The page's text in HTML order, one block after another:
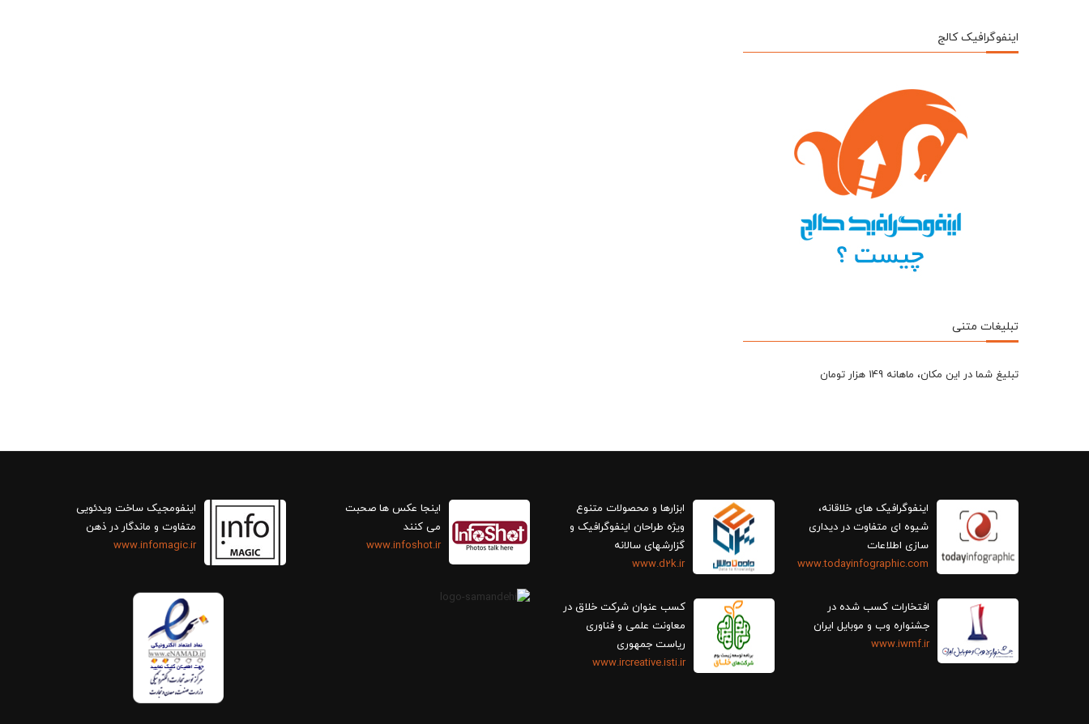
اینفوگرافیک کالج
تبلیغات متنی
تبلیغ شما در این مکان، ماهانه 149 هزار تومان
اینفوگرافیک های خلاقانه،
سازی اطلاعات
www.todayinfographic.com
افتخارات کسب شده در
جشنواره وب و موبایل ایران
www.iwmf.ir
ابزارها و محصولات متنوع
ویژه طراحان اینفوگرافیک و
گزارش‎های سالانه
www.d2k.ir
کسب عنوان شرکت خلاق در
معاونت علمی و فناوری
ریاست جمهوری
www.ircreative.isti.ir
اینجا عکس ها صحبت
می کنند
www.infoshot.ir
اینفومجیک ساخت ویدئویی
متفاوت و ماندگار در ذهن
www.infomagic.ir